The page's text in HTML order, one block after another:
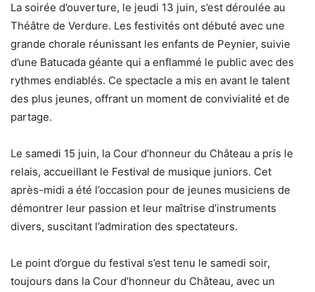
La soirée d’ouverture, le jeudi 13 juin, s’est déroulée au
Théâtre de Verdure. Les festivités ont débuté avec une
grande chorale réunissant les enfants de Peynier, suivie
d’une Batucada géante qui a enflammé le public avec des
rythmes endiablés. Ce spectacle a mis en avant le talent
des plus jeunes, offrant un moment de convivialité et de
partage.
Le samedi 15 juin, la Cour d’honneur du Château a pris le
relais, accueillant le Festival de musique juniors. Cet
après-midi a été l’occasion pour de jeunes musiciens de
démontrer leur passion et leur maîtrise d’instruments
divers, suscitant l’admiration des spectateurs.
Le point d’orgue du festival s’est tenu le samedi soir,
toujours dans la Cour d’honneur du Château, avec un